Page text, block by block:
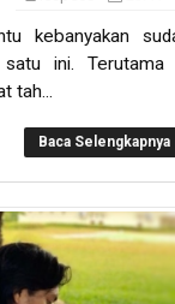
kebanyakan
ini. Terutama
tah...
Baca Selengkapnya